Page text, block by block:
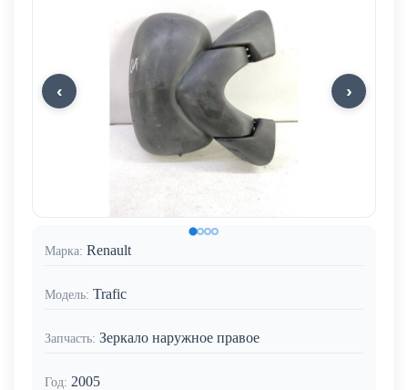
Марка: Renault
Модель: Trafic
Запчасть: Зеркало наружное правое
Год: 2005